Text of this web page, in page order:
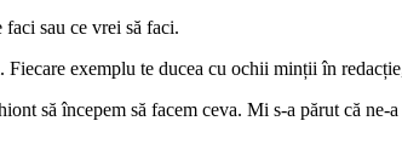
sau ce vrei să faci.
exemplu te ducea cu ochii minții în
să începem să facem ceva. Mi s-a părut că